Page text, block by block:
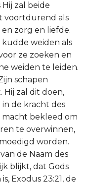
Hij zal beide
voortdurend als
zorg en liefde.
kudde weiden als
ze zoeken en
weiden te leiden.
schapen
Hij zal dit doen,
in de kracht des
macht bekleed om
te overwinnen,
worden.
de Naam des
blijkt, dat Gods
Exodus 23:21, de